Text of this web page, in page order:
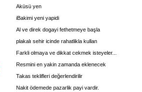
Aküsü yen
iBakimi yeni yapidi
Al ve direk dogayi fethetmeye başla
plakalı sehir icinde rahatlikla kullan
Farkli olmaya ve dikkat cekmek isteyeler...
Resmini en yakin zamanda eklenecek
Takas teklifleri değerlendirilir
Nakit ödemede pazarlik payi vardir.